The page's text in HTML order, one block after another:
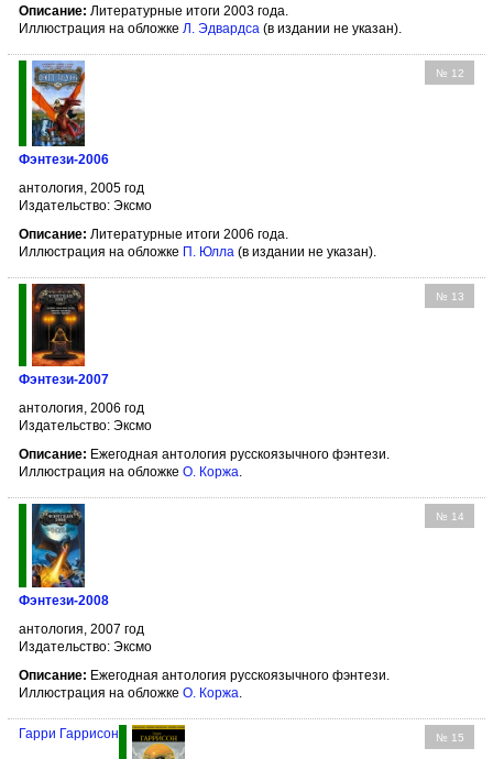
Описание: Литературные итоги 2003 года.
Иллюстрация на обложке Л. Эдвардса (в издании не указан).
№ 12
Фэнтези-2006
антология, 2005 год
Издательство: Эксмо
Описание: Литературные итоги 2006 года.
Иллюстрация на обложке П. Юлла (в издании не указан).
№ 13
Фэнтези-2007
антология, 2006 год
Издательство: Эксмо
Описание: Ежегодная антология русскоязычного фэнтези.
Иллюстрация на обложке О. Коржа
№ 14
Фэнтези-2008
антология, 2007 год
Издательство: Эксмо
Описание: Ежегодная антология русскоязычного фэнтези.
Иллюстрация на обложке О. Коржа
№ 15
Гарри Гаррисон